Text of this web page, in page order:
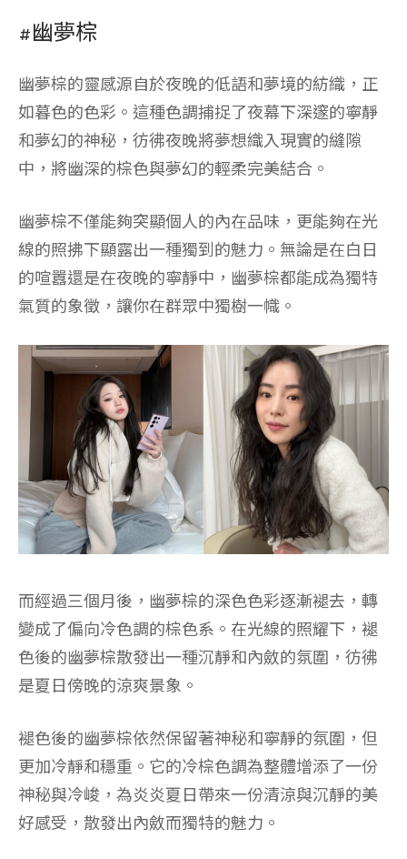
#幽夢棕
幽夢棕的靈感源自於夜晚的低語和夢境的紡織，正
如暮色的色彩。這種色調捕捉了夜幕下深邃的寧靜
和夢幻的神秘，彷彿夜晚將夢想織入現實的縫隙
中，將幽深的棕色與夢幻的輕柔完美結合。
幽夢棕不僅能夠突顯個人的內在品味，更能夠在光
線的照拂下顯露出一種獨到的魅力。無論是在白日
的喧囂還是在夜晚的寧靜中，幽夢棕都能成為獨特
氣質的象徵，讓你在群眾中獨樹一幟。
而經過三個月後，幽夢棕的深色色彩逐漸褪去，轉
變成了偏向冷色調的棕色系。在光線的照耀下，褪
色後的幽夢棕散發出一種沉靜和內斂的氛圍，彷彿
是夏日傍晚的涼爽景象。
褪色後的幽夢棕依然保留著神秘和寧靜的氛圍，但
更加冷靜和穩重。它的冷棕色調為整體增添了一份
神秘與冷峻，為炎炎夏日帶來一份清涼與沉靜的美
好感受，散發出內斂而獨特的魅力。